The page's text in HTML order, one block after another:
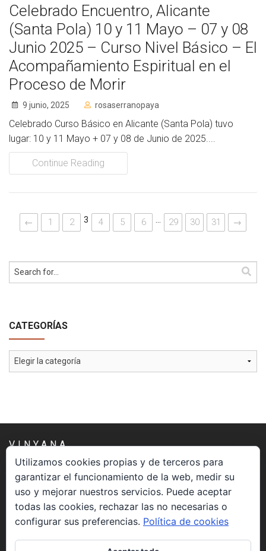
Celebrado Encuentro, Alicante
(Santa Pola) 10 y 11 Mayo – 07 y 08
Junio 2025 – Curso Nivel Básico – El
Acompañamiento Espiritual en el
Proceso de Morir
9 junio, 2025 rosaserranopaya
Celebrado Curso Básico en Alicante (Santa Pola) tuvo
lugar: 10 y 11 Mayo + 07 y 08 de Junio de 2025....
Continue Reading
← 1 2 3 4 5 6 29 30 31 →
CATEGORÍAS
Categorías
VINYANA
Una asociación constituida sin ánimo de lucro cuya misión
es atender los aspectos espirituales relacionados con el
proceso vivir el morir.
Utilizamos cookies propias y de terceros para
garantizar el funcionamiento de la web, medir su
uso y mejorar nuestros servicios. Puede aceptar
todas las cookies, rechazar las no necesarias o
configurar sus preferencias. Política de cookies